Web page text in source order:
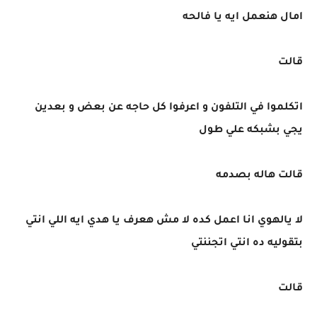
امال هنعمل ايه يا فالحه
قالت
اتكلموا في التلفون و اعرفوا كل حاجه عن بعض و بعدين
يجي بشبكه علي طول
قالت هاله بصدمه
لا يالهوي انا اعمل كده لا مش هعرف يا هدي ايه اللي انتي
بتقوليه ده انتي اتجننتي
قالت